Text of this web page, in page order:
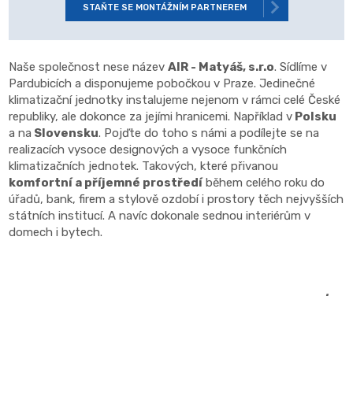
STAŇTE SE MONTÁŽNÍM PARTNEREM
Naše společnost nese názevAIR - Matyáš, s.r.o. Sídlíme v
Pardubicích a disponujeme pobočkou v Praze. Jedinečné
klimatizační jednotky instalujeme nejenom v rámci celé České
republiky, ale dokonce za jejími hranicemi. Například v Polsku
a na Slovensku. Pojďte do toho s námi a podílejte se na
realizacích vysoce designových a vysoce funkčních
klimatizačních jednotek. Takových, které přivanou
komfortní a příjemné prostředíběhem celého roku do
úřadů, bank, firem a stylově ozdobí i prostory těch nejvyšších
státních institucí. A navíc dokonale sednou interiérům v
domech i bytech.
.